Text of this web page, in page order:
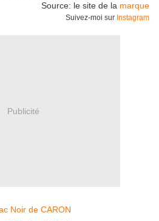
Source: le site de la marque
Suivez-moi sur Instagram
Publicité